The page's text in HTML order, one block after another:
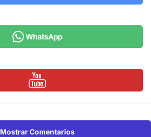
Mostrar Comentarios